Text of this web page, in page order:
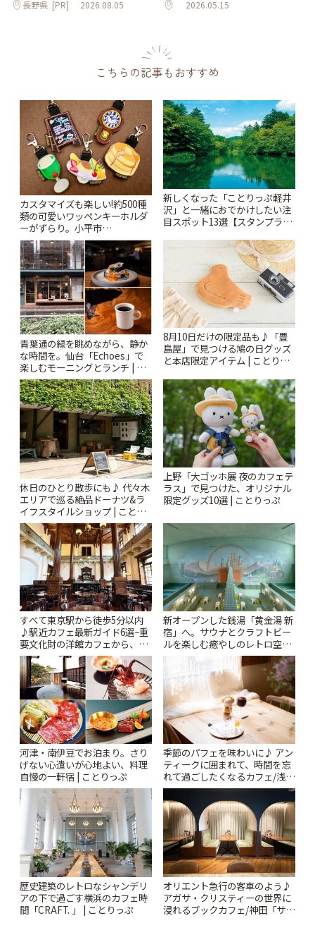
長野県 [PR] 2026.08.05 2026.05.15
こちらの記事もおすすめ
カスタマイズも楽しい!約500種
類の可愛いワッペンキーホルダ
ーがずらり。小平市
「Kimamaya T&K」 | ことりっ
ぷ
新しくなった「ことりっぷ軽井
沢」と一緒におでかけしたい注
目スポット13選【スタンプラリ
青葉通の緑を眺めながら、静か
な時間を。仙台「Echoes」で
楽しむモーニングとランチ | こ
とりっぷ
8月10日だけの限定品も♪「豊
島屋」で見つける鳩の日グッズ
と本店限定アイテム | ことりっ
休日のひとり散歩にも♪ 代々木
エリアで巡る絶品ドーナツ&ラ
イフスタイルショップ | ことり
っぷ
上野「大ゴッホ展 夜のカフェテ
ラス」で見つけた、オリジナル
限定グッズ10選 | ことりっぷ
すべて東京駅から徒歩5分以内
♪駅近カフェ最新ガイド6選~重
要文化財の洋館カフェから、改
札すぐのレトロ喫茶まで~ | こと
りっぷ
新オープンした銭湯「黄金湯 新
宿」へ。サウナとクラフトビー
ルを楽しむ癒やしのレトロ空間
| ことりっぷ
河津・南伊豆でお泊まり。さり
げない心遣いが心地よい、料理
自慢の一軒宿 | ことりっぷ
季節のパフェを味わいに♪ アン
ティークに囲まれて、時間を忘
れて過ごしたくなるカフェ/浅草
「annorum cafe」 | ことりっぷ
歴史建築のレトロなシャンデリ
アの下で過ごす横浜のカフェ時
間「CRAFT. 」 | ことりっぷ
オリエント急行の客車のよう♪
アガサ・クリスティーの世界に
浸れるブックカフェ/神田「サロ